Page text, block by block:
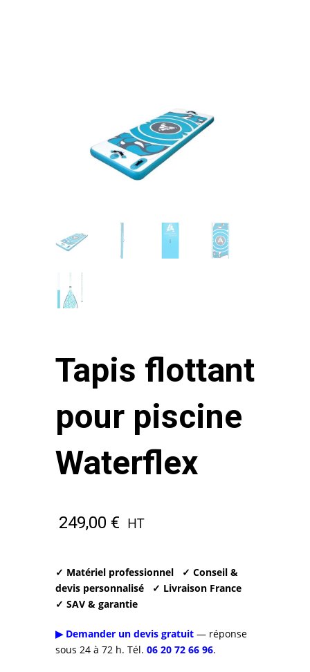
Tapis flottant
pour piscine
Waterflex
249,00 € HT
✓ Matériel professionnel
✓ Conseil &
devis personnalisé
✓ Livraison France
✓ SAV & garantie
▶ Demander un devis gratuit — réponse
sous 24 à 72 h. Tél. 06 20 72 66 96.